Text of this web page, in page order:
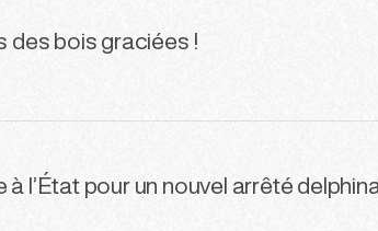
des bois graciées !
l’État pour un nouvel arrêté